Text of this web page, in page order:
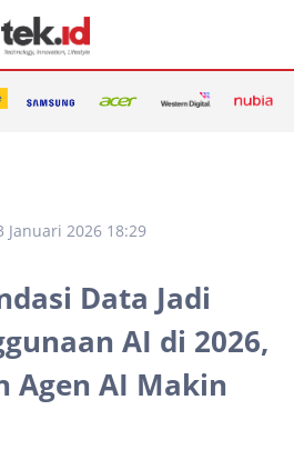
Januari 2026 18:29
Data Jadi
AI di 2026,
Agen AI Makin